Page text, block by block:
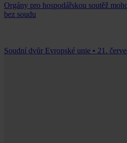
Orgány pro hospodářskou soutěž
bez soudu
Soudní dvůr Evropské unie • 21.